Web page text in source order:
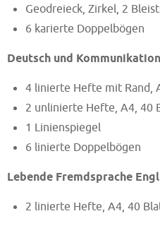
Geodreieck, Zirkel, 2
6 karierte Doppelbögen
Deutsch und
4 linierte Hefte mit Rand,
2 unlinierte Hefte, A4, 40
1 Linienspiegel
6 linierte Doppelbögen
Lebende Fremdsprache
2 linierte Hefte, A4, 40